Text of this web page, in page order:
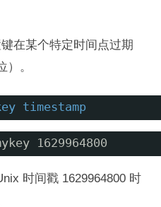
在某个特定时间点过期
）。
timestamp
1629964800
时间戳 1629964800 时